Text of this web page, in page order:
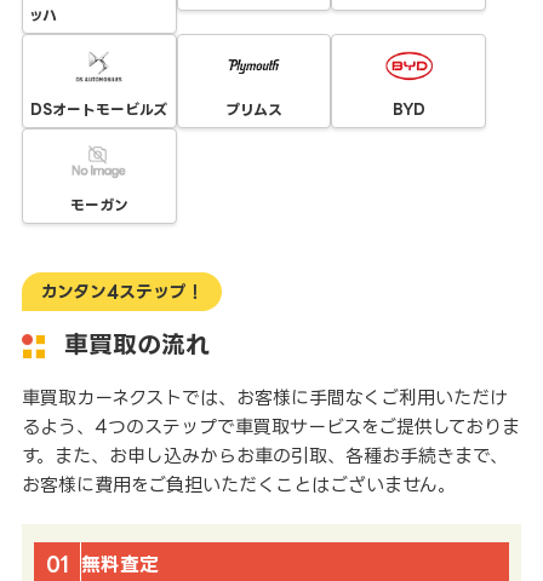
ッハ
DSオートモービルズ プリムス BYD
モーガン
カンタン4ステップ！
車買取の流れ
車買取カーネクストでは、お客様に手間なくご利用いただけ
るよう、4つのステップで車買取サービスをご提供しておりま
す。また、お申し込みからお車の引取、各種お手続きまで、
お客様に費用をご負担いただくことはございません。
01 無料査定